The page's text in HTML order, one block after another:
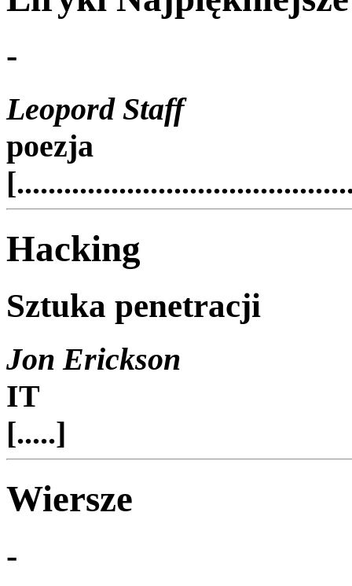
-
Leopord Staff
poezja
Hacking
Sztuka penetracji
Jon Erickson
IT
[.....]
Wiersze
-